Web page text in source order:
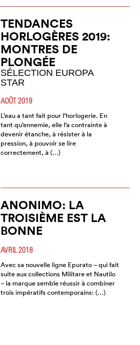
TENDANCES
HORLOGÈRES 2019:
MONTRES DE
PLONGÉE
SÉLECTION EUROPA
STAR
AOÛT 2019
L’eau a tant fait pour l’horlogerie. En
tant qu’ennemie, elle l’a contrainte à
devenir étanche, à résister à la
pression, à pouvoir se lire
correctement, à (…)
ANONIMO: LA
TROISIÈME EST LA
BONNE
AVRIL 2018
Avec sa nouvelle ligne Epurato – qui fait
suite aux collections Militare et Nautilo
– la marque semble réussir à combiner
trois impératifs contemporains: (…)